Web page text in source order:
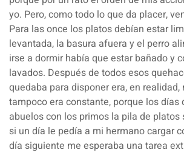
yo. Pero, como todo lo que da placer,
Para las once los platos debían estar
levantada, la basura afuera y el perro
irse a dormir había que estar bañado y
lavados. Después de todos esos
quedaba para disponer era, en realidad,
tampoco era constante, porque los días
abuelos con los primos la pila de platos
si un día le pedía a mi hermano cargar
día siguiente me esperaba una tarea